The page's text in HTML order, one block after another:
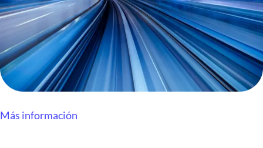
Más información